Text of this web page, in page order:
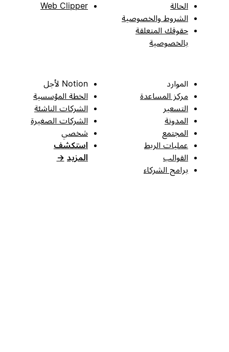
الحالة
الشروط والخصوصية
حقوقك المتعلقة
بالخصوصية
Web Clipper
الموارد
مركز المساعدة
التسعير
المدونة
المجتمع
عمليات الربط
القوالب
برامج الشركاء
Notion لأجل
الخطة المؤسسية
الشركات الناشئة
الشركات الصغيرة
شخصي
استكشف
المزيد →